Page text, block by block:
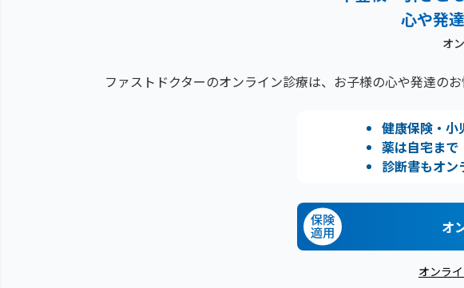
心や発
オ
ファストドクターのオンライン診療は、お子様の心や発達の
健康保険・小
薬は自宅まで
診断書もオン
オ
オンラ